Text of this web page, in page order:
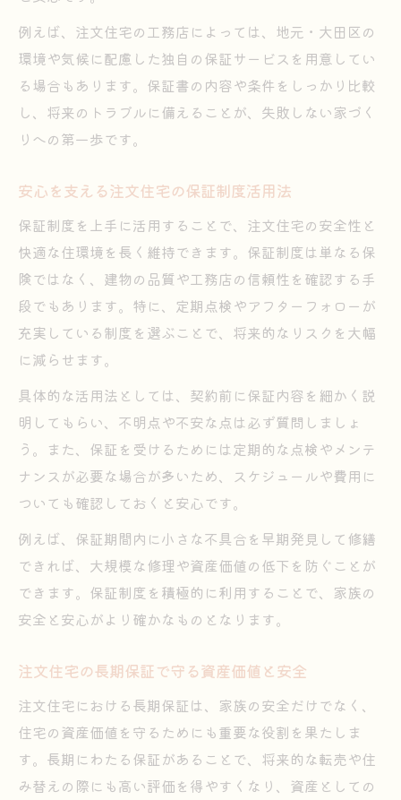
例えば、注文住宅の工務店によっては、地元・大田区の
環境や気候に配慮した独自の保証サービスを用意してい
る場合もあります。保証書の内容や条件をしっかり比較
し、将来のトラブルに備えることが、失敗しない家づく
りへの第一歩です。
安心を支える注文住宅の保証制度活用法
保証制度を上手に活用することで、注文住宅の安全性と
快適な住環境を長く維持できます。保証制度は単なる保
険ではなく、建物の品質や工務店の信頼性を確認する手
段でもあります。特に、定期点検やアフターフォローが
充実している制度を選ぶことで、将来的なリスクを大幅
に減らせます。
具体的な活用法としては、契約前に保証内容を細かく説
明してもらい、不明点や不安な点は必ず質問しましょ
う。また、保証を受けるためには定期的な点検やメンテ
ナンスが必要な場合が多いため、スケジュールや費用に
ついても確認しておくと安心です。
例えば、保証期間内に小さな不具合を早期発見して修繕
できれば、大規模な修理や資産価値の低下を防ぐことが
できます。保証制度を積極的に利用することで、家族の
安全と安心がより確かなものとなります。
注文住宅の長期保証で守る資産価値と安全
注文住宅における長期保証は、家族の安全だけでなく、
住宅の資産価値を守るためにも重要な役割を果たしま
す。長期にわたる保証があることで、将来的な転売や住
み替えの際にも高い評価を得やすくなり、資産としての